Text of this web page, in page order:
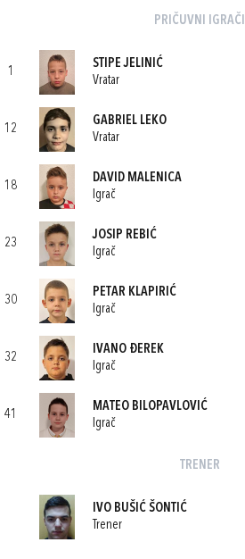
PRIČUVNI IGRAČI
1
STIPE JELINIĆ
Vratar
12
GABRIEL LEKO
Vratar
18
DAVID MALENICA
Igrač
23
JOSIP REBIĆ
Igrač
30
PETAR KLAPIRIĆ
Igrač
32
IVANO ĐEREK
Igrač
41
MATEO BILOPAVLOVIĆ
Igrač
TRENER
IVO BUŠIĆ ŠONTIĆ
Trener